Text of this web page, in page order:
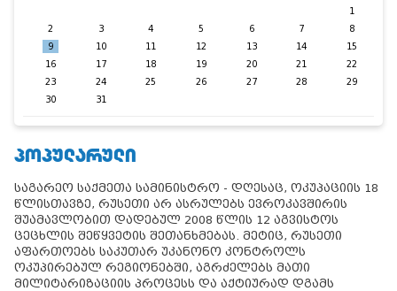
1
2
3 4 5 6 7
8
9
10 11 12 13 14
15
16
17 18 19 20 21
22
23
24 25 26 27 28
29
30
31
ᲞᲝᲞᲣᲚᲐᲠᲣᲚᲘ
საგარეო საქმეთა სამინისტრო - დღესაც, ოკუპაციის 18
წლისთავზე, რუსეთი არ ასრულებს ევროკავშირის
შუამავლობით დადებულ 2008 წლის 12 აგვისტოს
ცეცხლის შეწყვეტის შეთანხმებას. მეტიც, რუსეთი
აფართოებს საკუთარ უკანონო კონტროლს
ოკუპირებულ რეგიონებში, აგრძელებს მათი
მილიტარიზაციის პროცესს და აქტიურად დგამს